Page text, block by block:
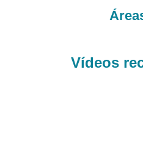
Vídeos